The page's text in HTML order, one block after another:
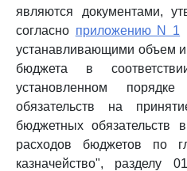
являются документами,
согласно приложению N 1
устанавливающими объем
бюджета в
установленном
обязательств на
бюджетных обязательств
расходов бюджетов по
казначейство", разделу